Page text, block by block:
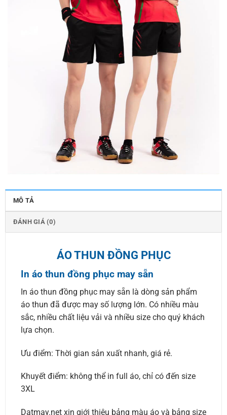
MÔ TẢ
ĐÁNH GIÁ (0)
ÁO THUN ĐỒNG PHỤC
In áo thun đồng phục may sẵn
In áo thun đồng phục may sẵn là dòng sản phẩm
áo thun đã được may số lượng lớn. Có nhiều màu
sắc, nhiều chất liệu vải và nhiều size cho quý khách
lựa chọn.
Ưu điểm: Thời gian sản xuất nhanh, giá rẻ.
Khuyết điểm: không thể in full áo, chỉ có đến size
3XL
Datmay.net xin giới thiệu bảng màu áo và bảng size